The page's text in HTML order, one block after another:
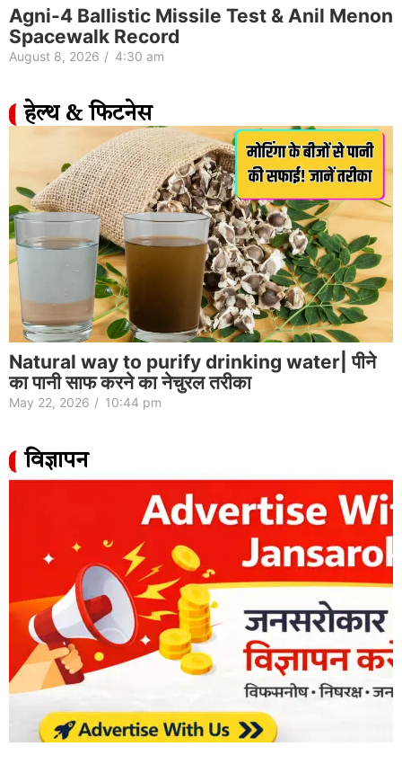
Agni-4 Ballistic Missile Test & Anil Menon
Spacewalk Record
August 8, 2026 / 4:30 am
हेल्थ & फिटनेस
Natural way to purify drinking water| पीने
का पानी साफ करने का नेचुरल तरीका
May 22, 2026 / 10:44 pm
विज्ञापन